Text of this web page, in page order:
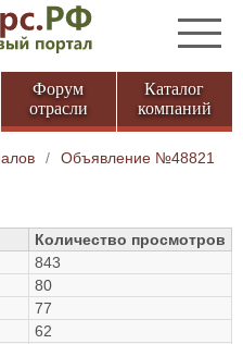
Форум
отрасли
Каталог
компаний
/
Объявление №48821
Количество просмотров
843
80
77
62